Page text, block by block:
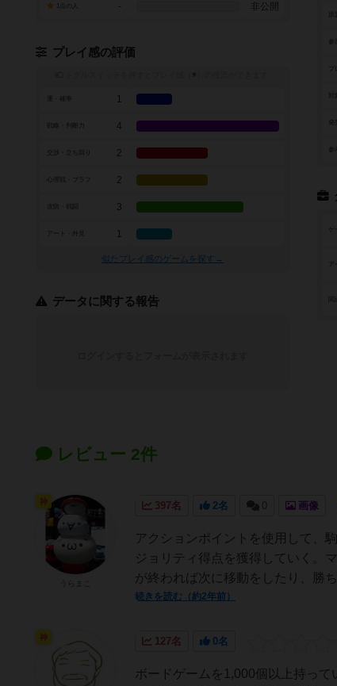
- 非公開
プレイ感の評価
※
1
戦略・判断力 4
2
2
3
アート・外見 1
似たプレイ感のゲームを探す→
データに関する報告
レビュー 2件
397名 2名 0 画像
アクションポイントを使用して、
ジョリティ得点を獲得していく。
が終われば次に移動をしたり、勝
続きを読む（約2年前）
127名 0名
ボードゲームを1,000個以上持っ